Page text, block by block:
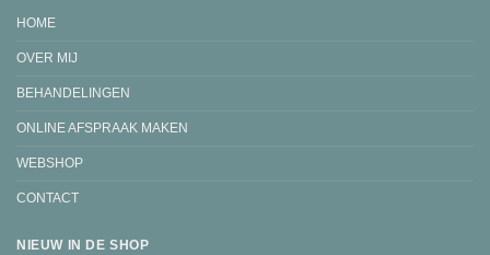
HOME
OVER MIJ
BEHANDELINGEN
ONLINE AFSPRAAK MAKEN
WEBSHOP
CONTACT
NIEUW IN DE SHOP